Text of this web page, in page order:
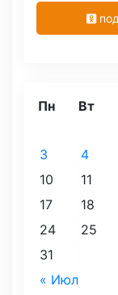
Пн Вт
« Июл
3
4
10
11
17
18
24
25
31